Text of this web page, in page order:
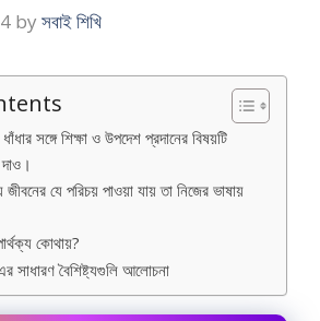
by সবাই শিখি
সঙ্গে শিক্ষা ও উপদেশ প্রদানের বিষয়টি
জীবনের যে পরিচয় পাওয়া যায় তা নিজের ভাষায়
কোথায়?
সাধারণ বৈশিষ্ট্যগুলি আলােচনা